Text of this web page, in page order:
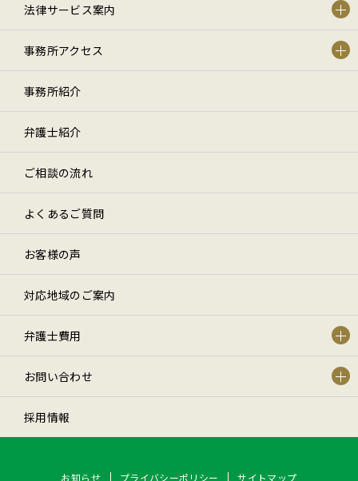
法律サービス案内
事務所アクセス
事務所紹介
弁護士紹介
ご相談の流れ
よくあるご質問
お客様の声
対応地域のご案内
弁護士費用
お問い合わせ
採用情報
お知らせ プライバシーポリシー サイトマップ